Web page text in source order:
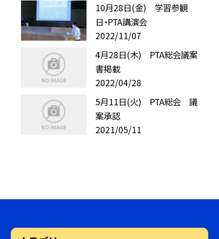
10月28日(金) 学習参観
日・PTA講演会
2022/11/07
4月28日(木) PTA総会議案
書掲載
2022/04/28
5月11日(火) PTA総会 議
案承認
2021/05/11